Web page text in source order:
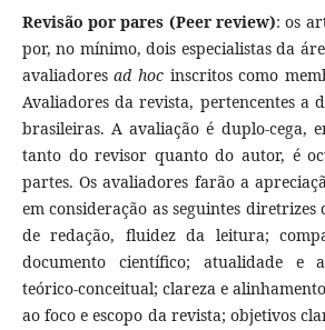
Revisão por pares (Peer review): os
por, no mínimo, dois especialistas da
avaliadoresad hoc inscritos como
Avaliadores da revista, pertencentes a
brasileiras. A avaliação é duplo-cega,
tanto do revisor quanto do autor, é
partes. Os avaliadores farão a
em consideração as seguintes diretrizes
de redação, fluidez da leitura;
documento científico; atualidade e
teórico-conceitual; clareza e
ao foco e escopo da revista; objetivos